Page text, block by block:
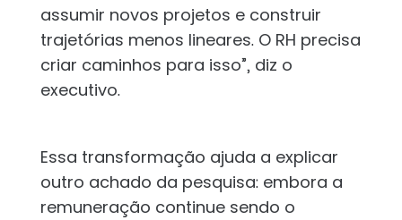
assumir novos projetos e construir
trajetórias menos lineares. O RH precisa
criar caminhos para isso”, diz o
executivo.
Essa transformação ajuda a explicar
outro achado da pesquisa: embora a
remuneração continue sendo o